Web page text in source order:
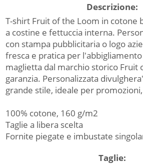
Descrizione:
T-shirt Fruit of the Loom in cotone
a costine e fettuccia interna.
con stampa pubblicitaria o logo
fresca e pratica per
maglietta dal marchio storico Fruit
garanzia. Personalizzata
grande stile, ideale per
100% cotone, 160 g/m2
Taglie a libera scelta
Fornite piegate e imbustate
Taglie: